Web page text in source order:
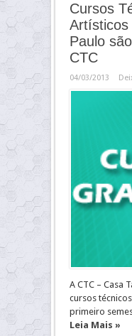
Cursos
Artísticos
Paulo
CTC
04/03/2013
A CTC – Casa
cursos
primeiro
Leia Mais »